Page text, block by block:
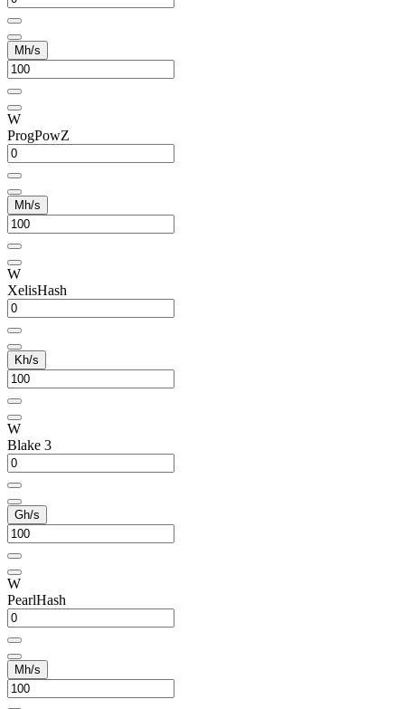
Mh/s
W
ProgPowZ
Mh/s
W
XelisHash
Kh/s
W
Blake 3
Gh/s
W
PearlHash
Mh/s